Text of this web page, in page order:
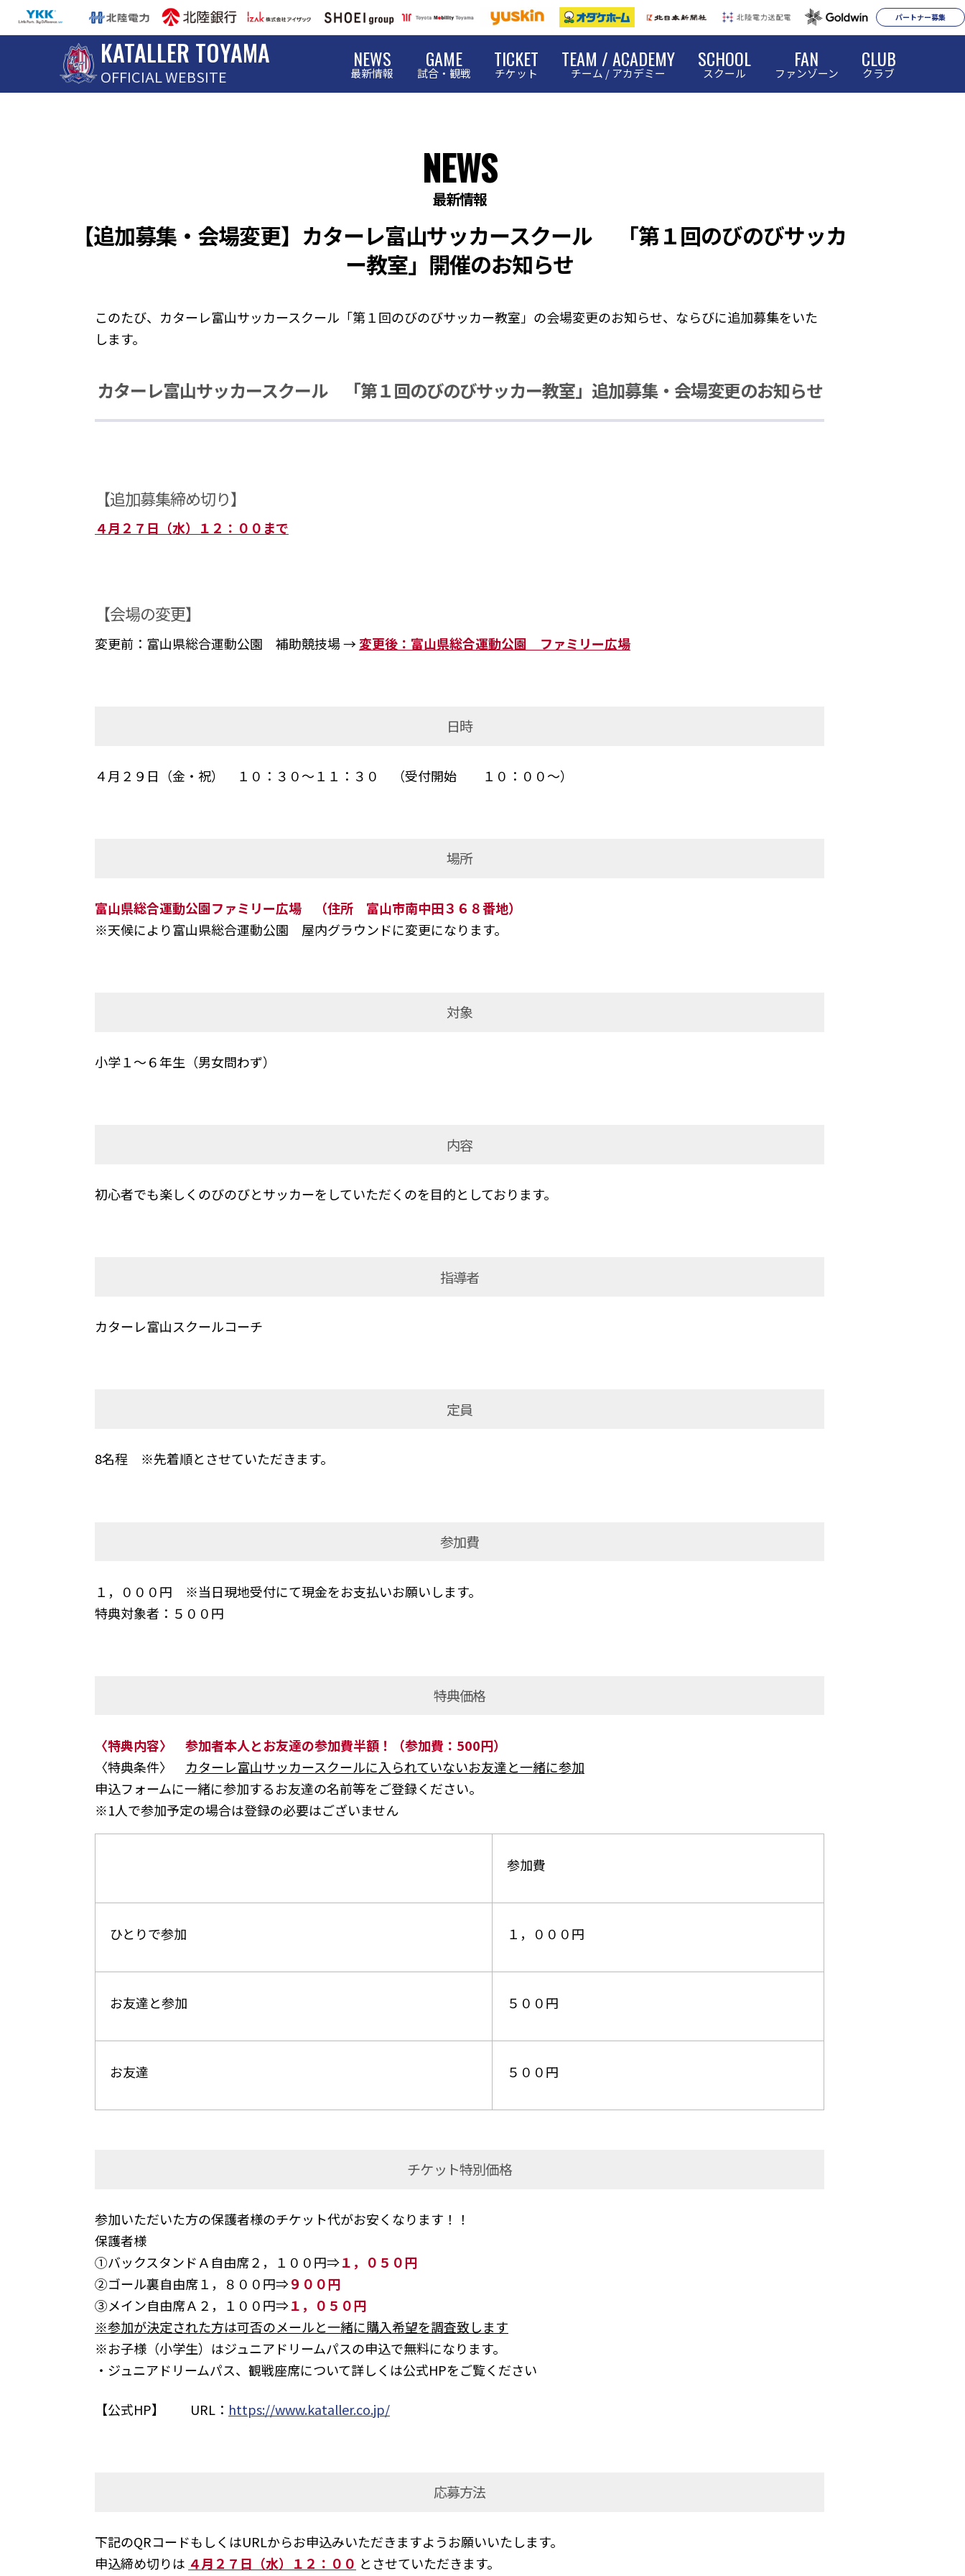
パートナー募集
KATALLER TOYAMA
OFFICIAL WEBSITE
NEWS
最新情報
GAME
試合・観戦
TICKET
チケット
TEAM / ACADEMY
チーム / アカデミー
SCHOOL
スクール
FAN
ファンゾーン
CLUB
クラブ
NEWS
最新情報
【追加募集・会場変更】カターレ富山サッカースクール 「第１回のびのびサッカ
ー教室」開催のお知らせ
このたび、カターレ富山サッカースクール「第１回のびのびサッカー教室」の会場変更のお知らせ、ならびに追加募集をいた
します。
カターレ富山サッカースクール 「第１回のびのびサッカー教室」追加募集・会場変更のお知らせ
【追加募集締め切り】
４月２７日（水）１２：００まで
【会場の変更】
変更前：富山県総合運動公園 補助競技場 →変更後：富山県総合運動公園 ファミリー広場
日時
４月２９日（金・祝） １０：３０～１１：３０ （受付開始 １０：００～）
場所
富山県総合運動公園ファミリー広場 （住所 富山市南中田３６８番地）
※天候により富山県総合運動公園 屋内グラウンドに変更になります。
対象
小学１～６年生（男女問わず）
内容
初心者でも楽しくのびのびとサッカーをしていただくのを目的としております。
指導者
カターレ富山スクールコーチ
定員
8名程 ※先着順とさせていただきます。
参加費
１，０００円 ※当日現地受付にて現金をお支払いお願いします。
特典対象者：５００円
特典価格
〈特典内容〉 参加者本人とお友達の参加費半額！（参加費：500円）
〈特典条件〉 カターレ富山サッカースクールに入られていないお友達と一緒に参加
申込フォームに一緒に参加するお友達の名前等をご登録ください。
※1人で参加予定の場合は登録の必要はございません
参加費
ひとりで参加 １，０００円
お友達と参加 ５００円
お友達 ５００円
チケット特別価格
参加いただいた方の保護者様のチケット代がお安くなります！！
保護者様
①バックスタンドＡ自由席２，１００円⇒１，０５０円
②ゴール裏自由席１，８００円⇒９００円
③メイン自由席Ａ２，１００円⇒１，０５０円
※参加が決定された方は可否のメールと一緒に購入希望を調査致します
※お子様（小学生）はジュニアドリームパスの申込で無料になります。
・ジュニアドリームパス、観戦座席について詳しくは公式HPをご覧ください
【公式HP】 URL： https://www.kataller.co.jp/
応募方法
下記のQRコードもしくはURLからお申込みいただきますようお願いいたします。
申込締め切りは ４月２７日（水）１２：００ とさせていただきます。